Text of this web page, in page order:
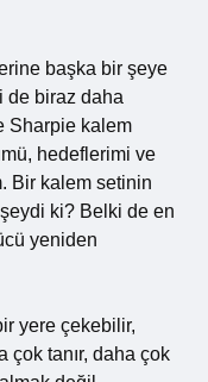
başka bir şeye
de biraz daha
Sharpie kalem
hedeflerimi ve
Bir kalem setinin
ki? Belki de en
yeniden
yere çekebilir,
tanır, daha çok